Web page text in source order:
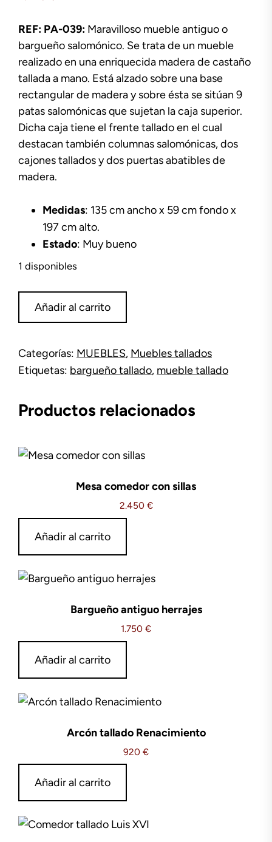
REF: PA-039: Maravilloso mueble antiguo o
bargueño salomónico. Se trata de un mueble
realizado en una enriquecida madera de castaño
tallada a mano. Está alzado sobre una base
rectangular de madera y sobre ésta se sitúan 9
patas salomónicas que sujetan la caja superior.
Dicha caja tiene el frente tallado en el cual
destacan también columnas salomónicas, dos
cajones tallados y dos puertas abatibles de
madera.
Medidas: 135 cm ancho x 59 cm fondo x
197 cm alto.
Estado: Muy bueno
1 disponibles
tallado
cantidad
Añadir al carrito
Categorías: MUEBLES, Muebles tallados
Etiquetas: bargueño tallado, mueble tallado
Productos relacionados
Mesa comedor con sillas
2.450 €
Añadir al carrito
Bargueño antiguo herrajes
1.750 €
Añadir al carrito
Arcón tallado Renacimiento
920 €
Añadir al carrito